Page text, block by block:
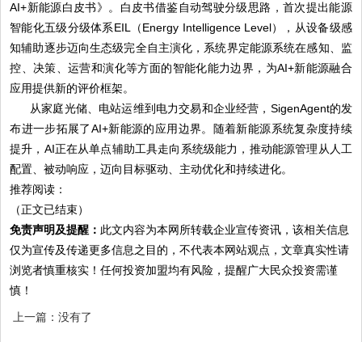
AI+新能源白皮书》。白皮书借鉴自动驾驶分级思路，首次提出能源
智能化五级分级体系EIL（Energy Intelligence Level），从设备级感
知辅助逐步迈向生态级完全自主演化，系统界定能源系统在感知、监
控、决策、运营和演化等方面的智能化能力边界，为AI+新能源融合
应用提供新的评价框架。
从家庭光储、电站运维到电力交易和企业经营，SigenAgent的发
布进一步拓展了AI+新能源的应用边界。随着新能源系统复杂度持续
提升，AI正在从单点辅助工具走向系统级能力，推动能源管理从人工
配置、被动响应，迈向目标驱动、主动优化和持续进化。
推荐阅读：
（正文已结束）
免责声明及提醒： 此文内容为本网所转载企业宣传资讯，该相关信息
仅为宣传及传递更多信息之目的，不代表本网站观点，文章真实性请
浏览者慎重核实！任何投资加盟均有风险，提醒广大民众投资需谨
慎！
上一篇：没有了